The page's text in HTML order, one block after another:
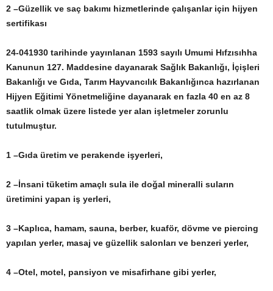
2 –Güzellik ve saç bakımı hizmetlerinde çalışanlar için hijyen
sertifikası
24-041930 tarihinde yayınlanan 1593 sayılı Umumi Hıfzısıhha
Kanunun 127. Maddesine dayanarak Sağlık Bakanlığı, İçişleri
Bakanlığı ve Gıda, Tarım Hayvancılık Bakanlığınca hazırlanan
Hijyen Eğitimi Yönetmeliğine dayanarak en fazla 40 en az 8
saatlik olmak üzere listede yer alan işletmeler zorunlu
tutulmuştur.
1 –Gıda üretim ve perakende işyerleri,
2 –İnsani tüketim amaçlı sula ile doğal mineralli suların
üretimini yapan iş yerleri,
3 –Kaplıca, hamam, sauna, berber, kuaför, dövme ve piercing
yapılan yerler, masaj ve güzellik salonları ve benzeri yerler,
4 –Otel, motel, pansiyon ve misafirhane gibi yerler,